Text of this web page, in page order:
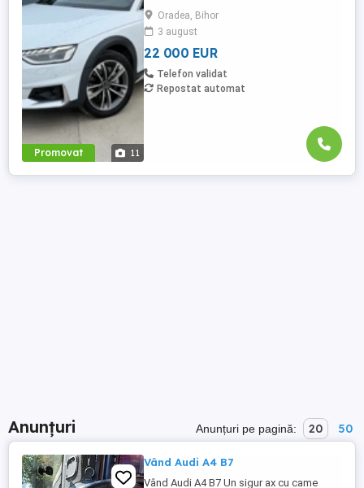
Promovat 11
tronic Motor - 2.0 TDI 204 cp. Mild-Hybrid.
quattro ...
Oradea, Bihor
3 august
22 000 EUR
Telefon validat
Repostat automat
Anunțuri Anunțuri pe pagină: 20 50
Vând Audi A4 B7
Vând Audi A4 B7 Un sigur ax cu came